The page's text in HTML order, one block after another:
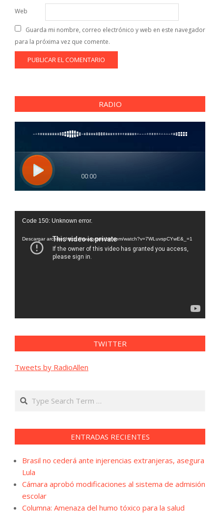
Web
Guarda mi nombre, correo electrónico y web en este navegador
para la próxima vez que comente.
RADIO
Reproductor
vídeo
Code 150: Unknown error.
Descargar archivo: https://www.youtube.com/watch?v=7WLuvspCYwE&_=1
TWITTER
Tweets by RadioAllen
Search
ENTRADAS RECIENTES
Brasil no cederá ante injerencias extranjeras, asegura
Lula
Cámara aprobó modificaciones al sistema de admisión
escolar
Columna: Amenaza del humo tóxico para la salud